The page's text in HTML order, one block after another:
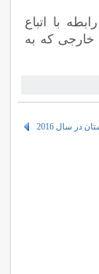
با اتباع
خارجی که به
سال 2016